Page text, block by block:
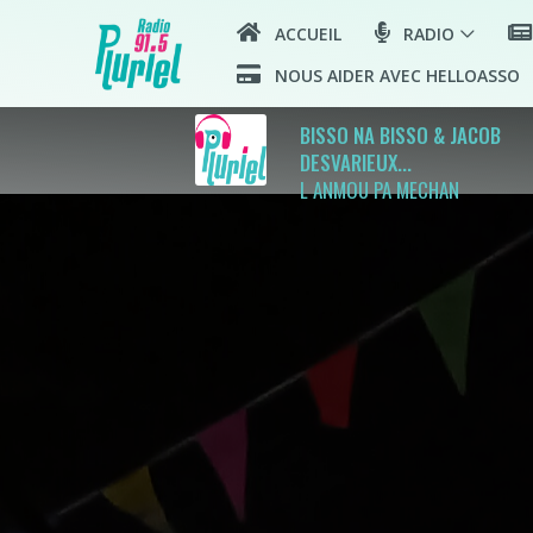
ACCUEIL RADIO
NOUS AIDER AVEC HELLOASSO
BISSO NA BISSO & JACOB
DESVARIEUX...
L ANMOU PA MECHAN